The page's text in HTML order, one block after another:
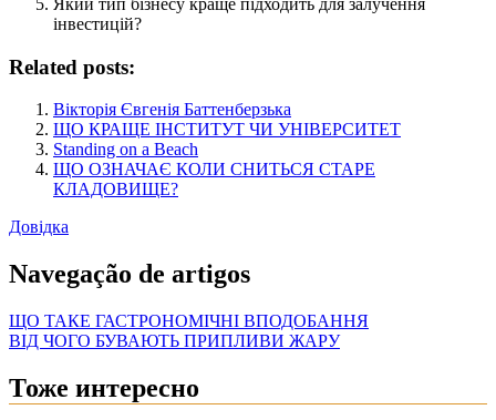
інвестицій?
Related posts:
Вікторія Євгенія Баттенберзька
ЩО КРАЩЕ ІНСТИТУТ ЧИ УНІВЕРСИТЕТ
Standing on a Beach
ЩО ОЗНАЧАЄ КОЛИ СНИТЬСЯ СТАРЕ
КЛАДОВИЩЕ?
Довідка
Navegação de artigos
ЩО ТАКЕ ГАСТРОНОМІЧНІ ВПОДОБАННЯ
ВІД ЧОГО БУВАЮТЬ ПРИПЛИВИ ЖАРУ
Тоже интересно